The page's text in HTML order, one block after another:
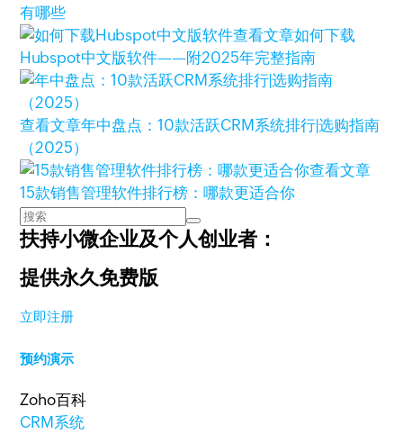
有哪些
查看文章如何下载
Hubspot中文版软件——附2025年完整指南
查看文章年中盘点：10款活跃CRM系统排行|选购指南
（2025）
查看文章
15款销售管理软件排行榜：哪款更适合你
扶持小微企业及个人创业者：
提供永久免费版
立即注册
预约演示
Zoho百科
CRM系统